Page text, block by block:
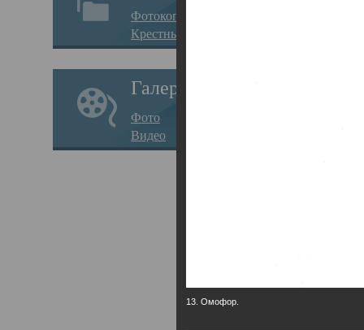
Фотокопии дел
Крестные ходы
Галерея
Фото
Видео
13. Омофор.